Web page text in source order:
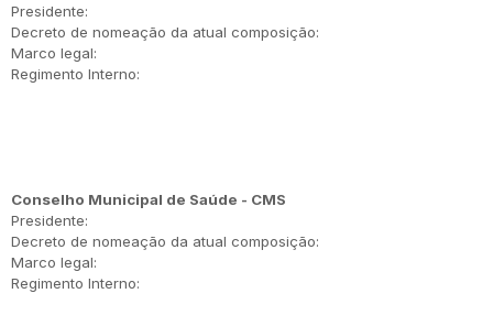
Presidente:
Decreto de nomeação da atual composição:
Marco legal:
Regimento Interno:
Conselho Municipal de Saúde - CMS
Presidente:
Decreto de nomeação da atual composição:
Marco legal:
Regimento Interno: